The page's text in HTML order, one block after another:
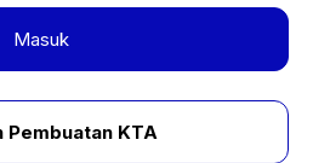
Masuk
Pembuatan KTA